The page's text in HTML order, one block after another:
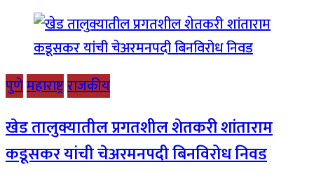
पुणेमहाराष्ट्रराजकीय
खेड तालुक्यातील प्रगतशील शेतकरी शांताराम
कडूसकर यांची चेअरमनपदी बिनविरोध निवड